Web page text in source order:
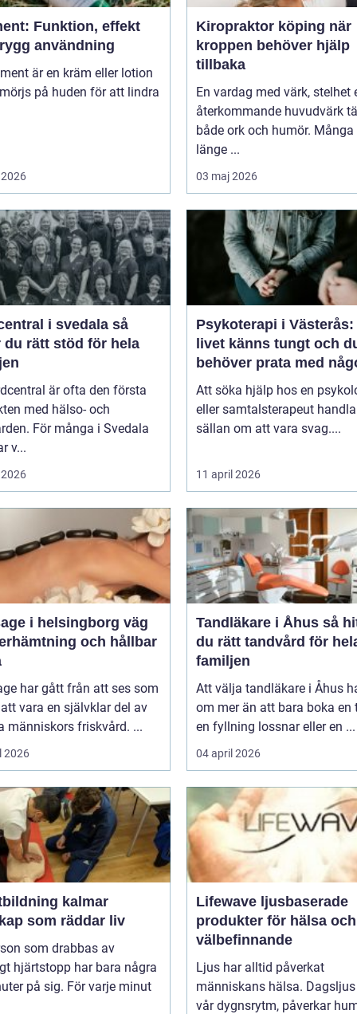
Funktion, effekt
användning
är en kräm eller lotion
på huden för att lindra
Kiropraktor köping när
kroppen behöver hjälp
tillbaka
En vardag med värk, stelhet
återkommande huvudvärk
både ork och humör. Många
länge ...
03 maj 2026
i svedala så
du rätt stöd för hela
är ofta den första
med hälso- och
För många i Svedala
v...
Psykoterapi i Västerås:
livet känns tungt och
behöver prata med
Att söka hjälp hos en
eller samtalsterapeut
sällan om att vara svag....
11 april 2026
i helsingborg väg
och hållbar
har gått från att ses som
vara en självklar del av
människors friskvård. ...
2026
Tandläkare i Åhus så hittar
du rätt tandvård för
familjen
Att välja tandläkare i Åhus
om mer än att bara boka en
en fyllning lossnar eller en ...
04 april 2026
kalmar
som räddar liv
som drabbas av
hjärtstopp har bara några
på sig. För varje minut
Lifewave ljusbaserade
produkter för hälsa och
välbefinnande
Ljus har alltid påverkat
människans hälsa.
vår dygnsrytm, påverkar